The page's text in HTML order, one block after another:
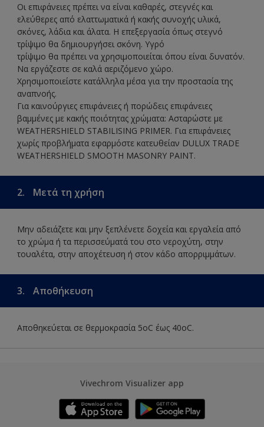
Οι επιφάνειες πρέπει να είναι καθαρές, στεγνές και
ελεύθερες από ελαττωματικά ή κακής συνοχής υλικά,
σκόνες, λάδια και άλατα. Η επεξεργασία όπως στεγνό
τρίψιμο θα δημιουργήσει σκόνη. Υγρό
τρίψιμο θα πρέπει να χρησιμοποιείται όπου είναι δυνατόν.
Να εργάζεστε σε καλά αεριζόμενο χώρο.
Χρησιμοποιείστε κατάλληλα μέσα για την προστασία της
αναπνοής.
Για καινούργιες επιφάνειες ή πορώδεις επιφάνειες
βαμμένες με κακής ποιότητας χρώματα: Ασταρώστε με
WEATHERSHIELD STABILISING PRIMER. Για επιφάνειες
χωρίς προβλήματα εφαρμόστε κατευθείαν DULUX TRADE
WEATHERSHIELD SMOOTH MASONRY PAINT.
2. Μετά τη χρήση
Μην αδειάζετε και μην ξεπλένετε δοχεία και εργαλεία από
το χρώμα ή τα περισσεύματά του στο νεροχύτη, στην
τουαλέτα, στην αποχέτευση ή στον κάδο απορριμμάτων.
3. Αποθήκευση
Αποθηκεύεται σε θερμοκρασία 5οC έως 40οC.
Vivechrom Visualizer app